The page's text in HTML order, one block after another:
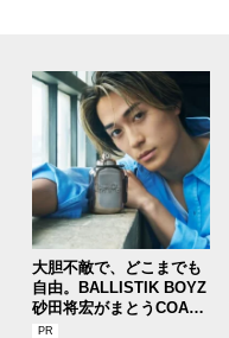
大胆不敵で、どこまでも
自由。BALLISTIK BOYZ
砂田将宏がまとうCOACH
の新作フレグランス「コ